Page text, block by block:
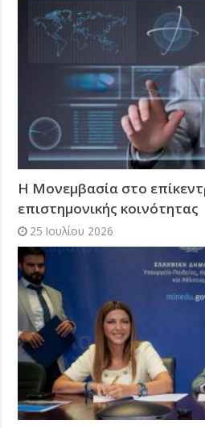
Η Μονεμβασία στο
επιστημονικής κοινότητας
25 Ιουλίου 2026